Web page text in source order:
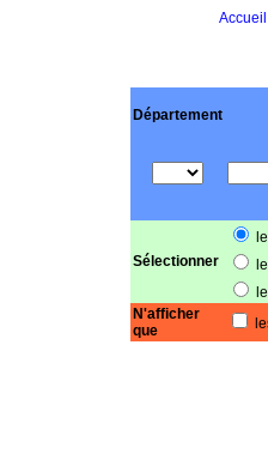
Accueil
Département
Sélectionner
N'afficher
que